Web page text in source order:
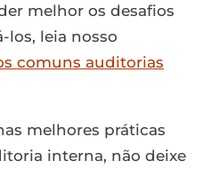
melhor os desafios
los, leia nosso
comuns auditorias
melhores práticas
interna, não deixe